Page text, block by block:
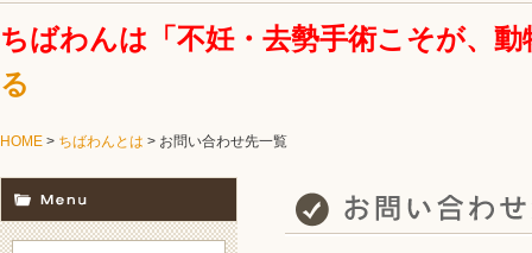
ちばわんは「不妊・去勢手術こそが、
る
HOME > ちばわんとは > お問い合わせ先一覧